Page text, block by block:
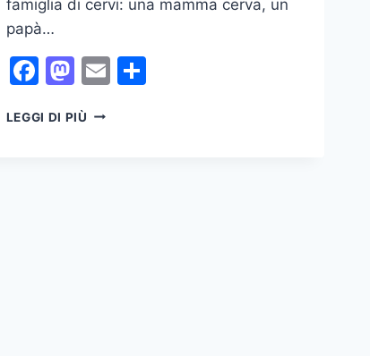
famiglia di cervi: una mamma cerva, un
papà…
Facebook
Mastodon
EmailCondividi
LEGGI DI PIÙ LA